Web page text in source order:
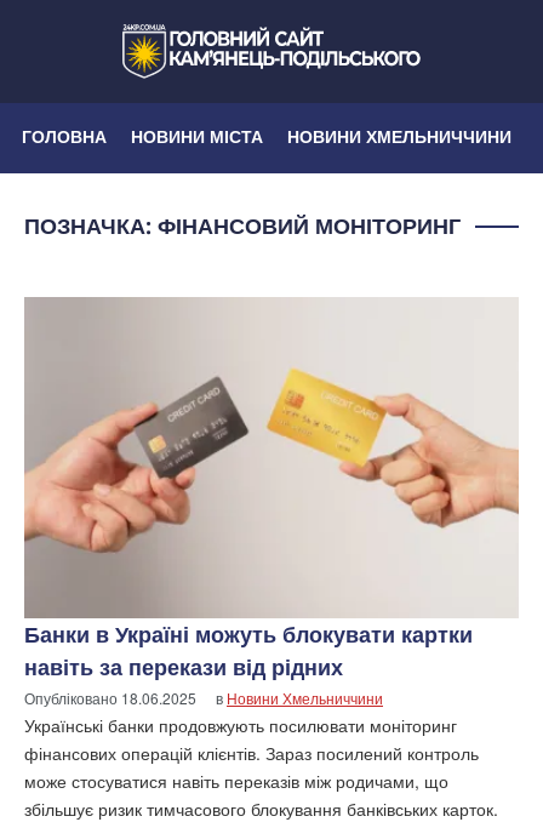
ГОЛОВНА НОВИНИ МІСТА НОВИНИ ХМЕЛЬНИЧЧИНИ
ПОЗНАЧКА: ФІНАНСОВИЙ МОНІТОРИНГ
Банки в Україні можуть блокувати картки
навіть за перекази від рідних
Опубліковано 18.06.2025 в Новини Хмельниччини
Українські банки продовжують посилювати моніторинг
фінансових операцій клієнтів. Зараз посилений контроль
може стосуватися навіть переказів між родичами, що
збільшує ризик тимчасового блокування банківських карток.